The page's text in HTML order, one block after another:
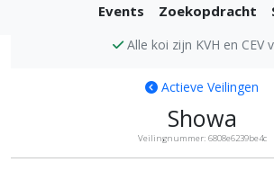
Events
Zoekopdracht
Alle koi zijn KVH en CEV
Actieve Veilingen
Showa
Veilingnummer: 6808e6239be4c